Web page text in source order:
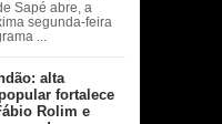
Sapé abre, a
segunda-feira
...
alta
fortalece
Rolim e